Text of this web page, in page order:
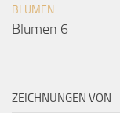
BLUMEN
Blumen 6
ZEICHNUNGEN VON